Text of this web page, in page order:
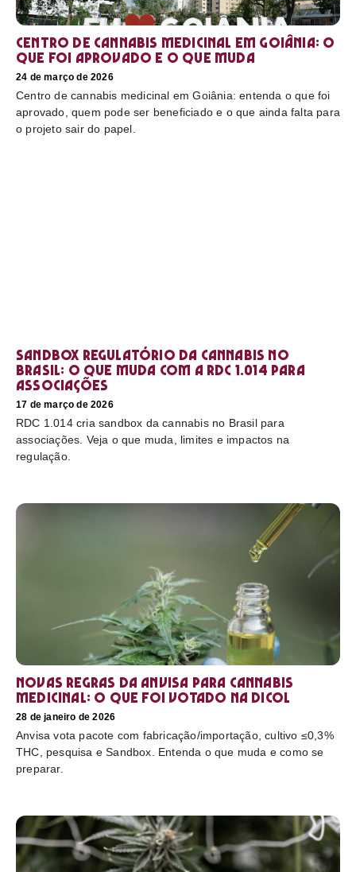
Centro de cannabis medicinal em Goiânia: o
que foi aprovado e o que muda
24 de março de 2026
Centro de cannabis medicinal em Goiânia: entenda o que foi
aprovado, quem pode ser beneficiado e o que ainda falta para
o projeto sair do papel.
Sandbox regulatório da cannabis no
Brasil: o que muda com a RDC 1.014 para
associações
17 de março de 2026
RDC 1.014 cria sandbox da cannabis no Brasil para
associações. Veja o que muda, limites e impactos na
regulação.
Novas regras da Anvisa para cannabis
medicinal: o que foi votado na Dicol
28 de janeiro de 2026
Anvisa vota pacote com fabricação/importação, cultivo ≤0,3%
THC, pesquisa e Sandbox. Entenda o que muda e como se
preparar.